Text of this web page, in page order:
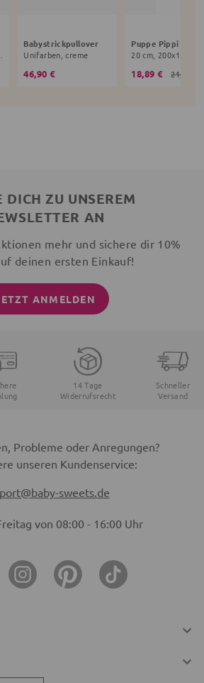
Babystrickpullover
Unifarben, creme
46,90 € 18,89 € 21,90 €
DICH ZU UNSEREM
AN
mehr und sichere dir 10%
deinen ersten Einkauf!
ANMELDEN
14 Tage
Widerrufsrecht
Schneller
Versand
Probleme oder Anregungen?
unseren Kundenservice:
sweets.de
von 08:00 - 16:00 Uhr